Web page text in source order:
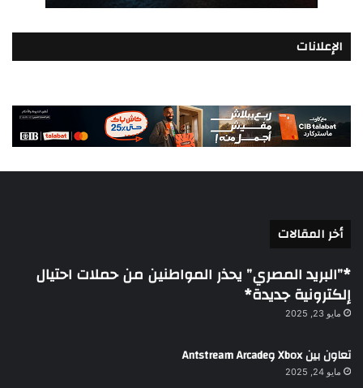
الإعلانات
أخر المقالات
*”البريد المصري” يحذر المواطنين من حملات احتيال
إلكترونية جديدة*
مايو 23, 2025
تعاون بين Xbox وAntstream Arcade
مايو 24, 2025